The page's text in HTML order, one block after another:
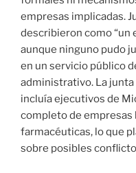
empresas implicadas.
describieron como “un
aunque ninguno pudo
en un servicio público
administrativo. La
incluía ejecutivos de
completo de
farmacéuticas, lo que
sobre posibles